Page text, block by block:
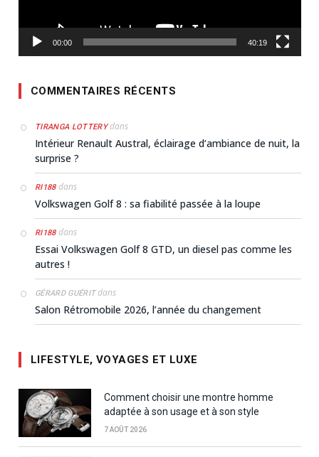
00:00 40:19
COMMENTAIRES RÉCENTS
TIRANGA LOTTERYdans
Intérieur Renault Austral, éclairage d’ambiance de nuit, la
surprise ?
RI188dans
Volkswagen Golf 8 : sa fiabilité passée à la loupe
RI188dans
Essai Volkswagen Golf 8 GTD, un diesel pas comme les
autres !
GÉRARD GUÉRITdans
Salon Rétromobile 2026, l’année du changement
LIFESTYLE, VOYAGES ET LUXE
Comment choisir une montre homme
adaptée à son usage et à son style
7 AOÛT 2026